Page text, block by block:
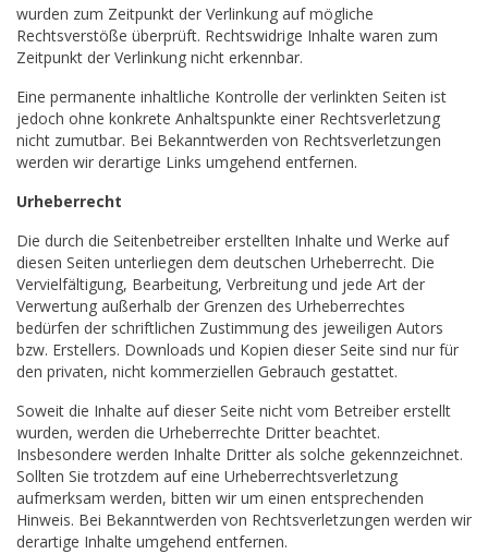
wurden zum Zeitpunkt der Verlinkung auf mögliche
Rechtsverstöße überprüft. Rechtswidrige Inhalte waren zum
Zeitpunkt der Verlinkung nicht erkennbar.
Eine permanente inhaltliche Kontrolle der verlinkten Seiten ist
jedoch ohne konkrete Anhaltspunkte einer Rechtsverletzung
nicht zumutbar. Bei Bekanntwerden von Rechtsverletzungen
werden wir derartige Links umgehend entfernen.
Urheberrecht
Die durch die Seitenbetreiber erstellten Inhalte und Werke auf
diesen Seiten unterliegen dem deutschen Urheberrecht. Die
Vervielfältigung, Bearbeitung, Verbreitung und jede Art der
Verwertung außerhalb der Grenzen des Urheberrechtes
bedürfen der schriftlichen Zustimmung des jeweiligen Autors
bzw. Erstellers. Downloads und Kopien dieser Seite sind nur für
den privaten, nicht kommerziellen Gebrauch gestattet.
Soweit die Inhalte auf dieser Seite nicht vom Betreiber erstellt
wurden, werden die Urheberrechte Dritter beachtet.
Insbesondere werden Inhalte Dritter als solche gekennzeichnet.
Sollten Sie trotzdem auf eine Urheberrechtsverletzung
aufmerksam werden, bitten wir um einen entsprechenden
Hinweis. Bei Bekanntwerden von Rechtsverletzungen werden wir
derartige Inhalte umgehend entfernen.